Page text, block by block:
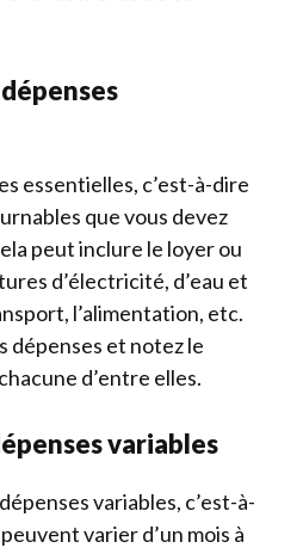
essentielles, c’est-à-dire
que vous devez
peut inclure le loyer ou
d’électricité, d’eau et
l’alimentation, etc.
dépenses et notez le
d’entre elles.
variables
variables, c’est-à-
varier d’un mois à